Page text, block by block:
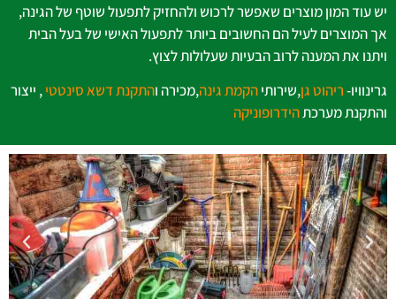
יש עוד המון מוצרים שאפשר לרכוש ולהחזיק לתפעול שוטף של הגינה,
אך המוצרים לעיל הם החשובים ביותר לתפעול האישי של בעל הבית
ויתנו את המענה לרוב הבעיות שעלולות לצוץ.
גרינוויו-ריהוט גן,שירותיהקמת גינה,מכירה והתקנת דשא סינטטי, ייצור
והתקנת מערכתהידרופוניקה